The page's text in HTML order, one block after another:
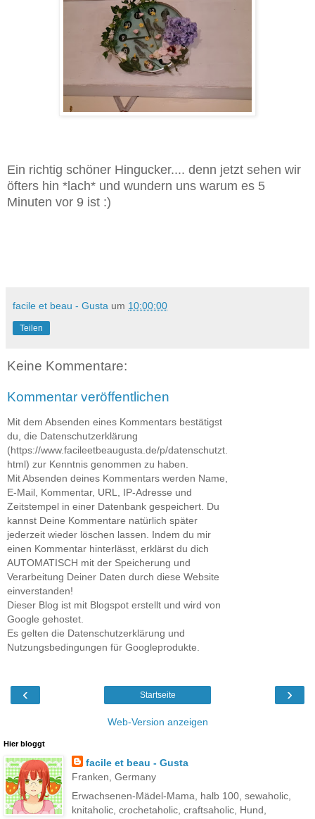
Ein richtig schöner Hingucker.... denn jetzt sehen wir
öfters hin *lach* und wundern uns warum es 5
Minuten vor 9 ist :)
facile et beau - Gusta um 10:00:00
Teilen
Keine Kommentare:
Kommentar veröffentlichen
Mit dem Absenden eines Kommentars bestätigst
du, die Datenschutzerklärung
(https://www.facileetbeaugusta.de/p/datenschutzt.
html) zur Kenntnis genommen zu haben.
Mit Absenden deines Kommentars werden Name,
E-Mail, Kommentar, URL, IP-Adresse und
Zeitstempel in einer Datenbank gespeichert. Du
kannst Deine Kommentare natürlich später
jederzeit wieder löschen lassen. Indem du mir
einen Kommentar hinterlässt, erklärst du dich
AUTOMATISCH mit der Speicherung und
Verarbeitung Deiner Daten durch diese Website
einverstanden!
Dieser Blog ist mit Blogspot erstellt und wird von
Google gehostet.
Es gelten die Datenschutzerklärung und
Nutzungsbedingungen für Googleprodukte.
‹ ›
Startseite
Web-Version anzeigen
Hier bloggt
facile et beau - Gusta
Franken, Germany
Erwachsenen-Mädel-Mama, halb 100, sewaholic,
knitaholic, crochetaholic, craftsaholic, Hund,